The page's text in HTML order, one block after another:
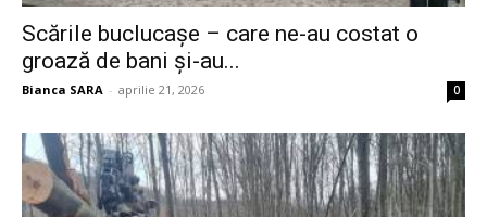
Scările buclucașe – care ne-au costat o
groază de bani și-au...
Bianca SARA - aprilie 21, 2026 0